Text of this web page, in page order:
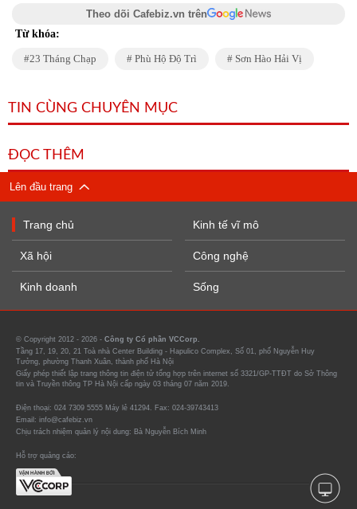
Theo dõi Cafebiz.vn trên
Từ khóa:
23 Tháng Chạp Phù Hộ Độ Trì Sơn Hào Hải Vị
TIN CÙNG CHUYÊN MỤC
ĐỌC THÊM
Lên đầu trang
Trang chủ
Xã hội
Kinh doanh
Kinh tế vĩ mô
Công nghệ
Sống
© Copyright 2012 - 2026 - Công ty Cổ phần VCCorp.
Tầng 17, 19, 20, 21 Toà nhà Center Building - Hapulico Complex, Số 01, phố Nguyễn Huy
Tưởng, phường Thanh Xuân, thành phố Hà Nội
Giấy phép thiết lập trang thông tin điện tử tổng hợp trên internet số 3321/GP-TTĐT do Sở Thông
tin và Truyền thông TP Hà Nội cấp ngày 03 tháng 07 năm 2019.
Điện thoại: 024 7309 5555 Máy lẻ 41294. Fax: 024-39743413
Email: info@cafebiz.vn
Chịu trách nhiệm quản lý nội dung: Bà Nguyễn Bích Minh
Hỗ trợ quảng cáo: